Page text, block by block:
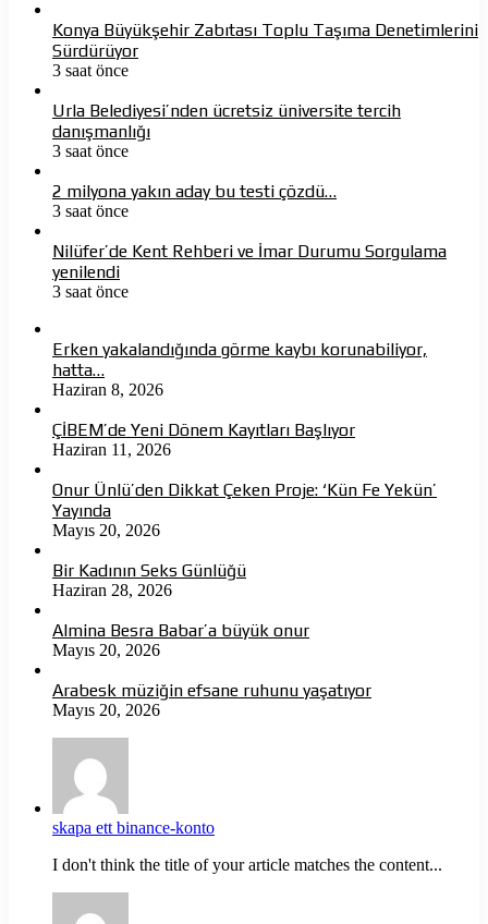
Konya Büyükşehir Zabıtası Toplu Taşıma Denetimlerini
Sürdürüyor
3 saat önce
Urla Belediyesi’nden ücretsiz üniversite tercih
danışmanlığı
3 saat önce
2 milyona yakın aday bu testi çözdü…
3 saat önce
Nilüfer’de Kent Rehberi ve İmar Durumu Sorgulama
yenilendi
3 saat önce
Erken yakalandığında görme kaybı korunabiliyor,
hatta…
Haziran 8, 2026
ÇİBEM’de Yeni Dönem Kayıtları Başlıyor
Haziran 11, 2026
Onur Ünlü’den Dikkat Çeken Proje: ‘Kün Fe Yekün’
Yayında
Mayıs 20, 2026
Bir Kadının Seks Günlüğü
Haziran 28, 2026
Almina Besra Babar’a büyük onur
Mayıs 20, 2026
Arabesk müziğin efsane ruhunu yaşatıyor
Mayıs 20, 2026
skapa ett binance-konto
I don't think the title of your article matches the content...